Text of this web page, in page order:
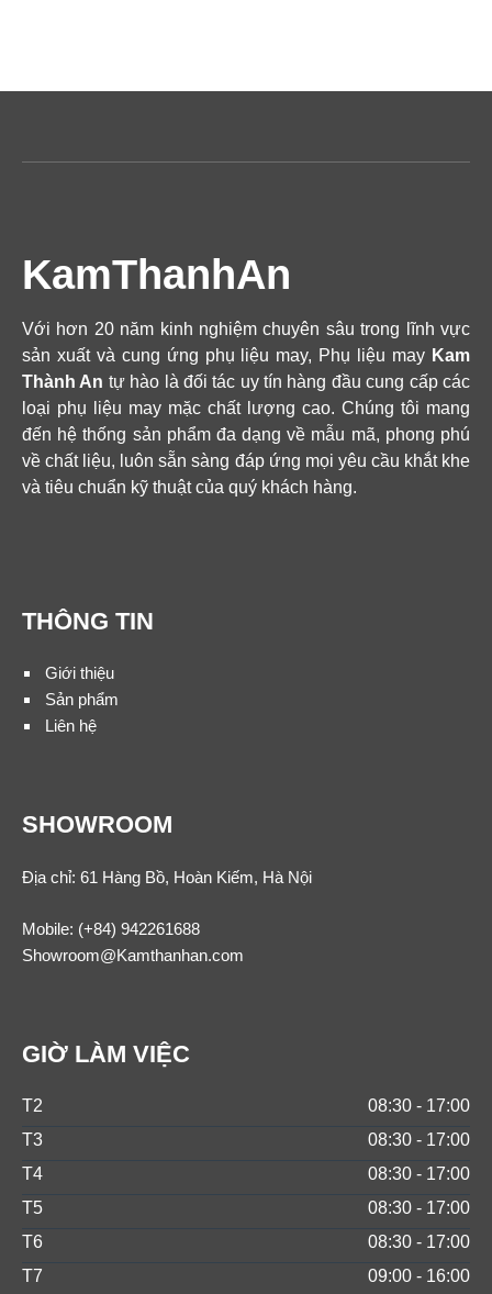
KamThanhAn
Với hơn 20 năm kinh nghiệm chuyên sâu trong lĩnh vực
sản xuất và cung ứng phụ liệu may, Phụ liệu may Kam
Thành An tự hào là đối tác uy tín hàng đầu cung cấp các
loại phụ liệu may mặc chất lượng cao. Chúng tôi mang
đến hệ thống sản phẩm đa dạng về mẫu mã, phong phú
về chất liệu, luôn sẵn sàng đáp ứng mọi yêu cầu khắt khe
và tiêu chuẩn kỹ thuật của quý khách hàng.
THÔNG TIN
Giới thiệu
Sản phẩm
Liên hệ
SHOWROOM
Địa chỉ: 61 Hàng Bồ, Hoàn Kiếm, Hà Nội
Mobile: (+84) 942261688
Showroom@Kamthanhan.com
GIỜ LÀM VIỆC
T2
08:30 - 17:00
T3
08:30 - 17:00
T4
08:30 - 17:00
T5
08:30 - 17:00
T6
08:30 - 17:00
T7
09:00 - 16:00